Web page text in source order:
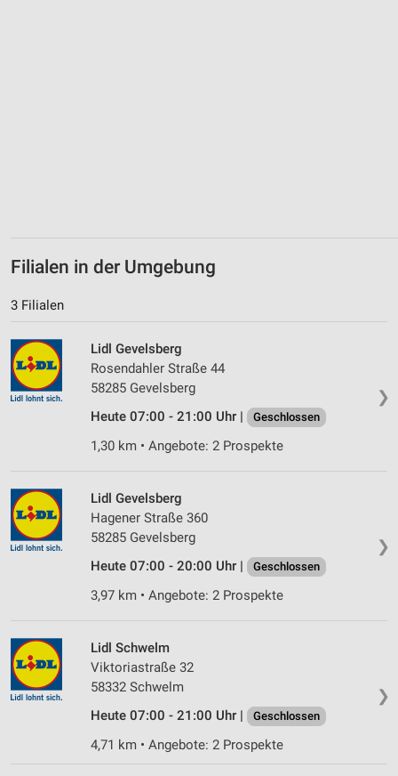
Filialen in der Umgebung
3 Filialen
❯
Lidl Gevelsberg
Rosendahler Straße 44
58285 Gevelsberg
Heute 07:00 - 21:00 Uhr |
Geschlossen
1,30 km • Angebote: 2 Prospekte
❯
Lidl Gevelsberg
Hagener Straße 360
58285 Gevelsberg
Heute 07:00 - 20:00 Uhr |
Geschlossen
3,97 km • Angebote: 2 Prospekte
❯
Lidl Schwelm
Viktoriastraße 32
58332 Schwelm
Heute 07:00 - 21:00 Uhr |
Geschlossen
4,71 km • Angebote: 2 Prospekte